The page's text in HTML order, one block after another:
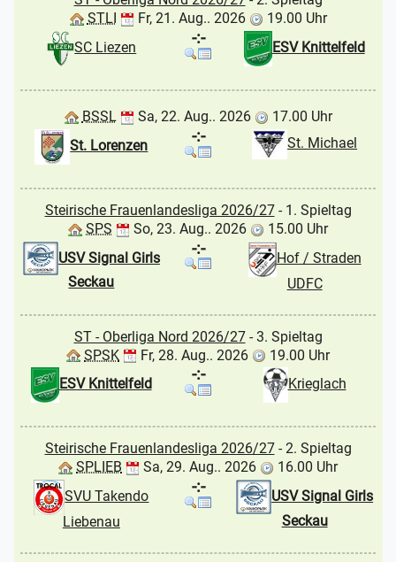
STLI
Fr, 21. Aug.. 2026
19.00 Uhr
SC Liezen
ESV Knittelfeld
-:-
BSSL Sa, 22. Aug.. 2026
17.00 Uhr
St. Lorenzen
St. Michael
-:-
Steirische Frauenlandesliga 2026/27- 1. Spieltag
SPS
So, 23. Aug.. 2026
15.00 Uhr
USV Signal Girls
Seckau
Hof / Straden
UDFC
-:-
ST - Oberliga Nord 2026/27- 3. Spieltag
SPSK
Fr, 28. Aug.. 2026
19.00 Uhr
ESV Knittelfeld
Krieglach
-:-
Steirische Frauenlandesliga 2026/27- 2. Spieltag
SPLIEB
Sa, 29. Aug.. 2026
16.00 Uhr
SVU Takendo
Liebenau
USV Signal Girls
Seckau
-:-